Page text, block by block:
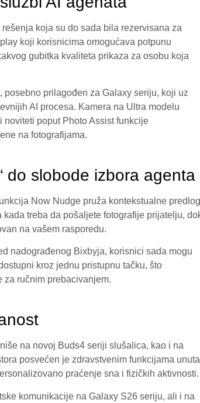
koja su do sada bila rezervisana za
koji korisnicima omogućava potpunu
gubitka kvaliteta prikaza za osobu koja
prilagođen za Galaxy seriju, koji uz
AI procesa. Kamera na Ultra modelu
poput Photo Assist funkcije
na fotografijama.
do slobode izbora agenta
Now Nudge pruža kontekstualne
treba da pošaljete fotografije prijatelju,
na vašem rasporedu.
nadograđenog Bixbyja, korisnici sada mogu
kroz jednu pristupnu tačku, što
ručnim prebacivanjem.
na novoj Buds4 seriji slušalica, kao i na
posvećen je zdravstvenim funkcijama
praćenje sna i fizičkih aktivnosti.
komunikacije na Galaxy S26 seriju, ali i na